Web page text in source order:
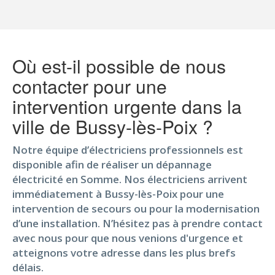
Où est-il possible de nous
contacter pour une
intervention urgente dans la
ville de Bussy-lès-Poix ?
Notre équipe d’électriciens professionnels est
disponible afin de réaliser un dépannage
électricité en Somme. Nos électriciens arrivent
immédiatement à Bussy-lès-Poix pour une
intervention de secours ou pour la modernisation
d’une installation. N’hésitez pas à prendre contact
avec nous pour que nous venions d'urgence et
atteignons votre adresse dans les plus brefs
délais.